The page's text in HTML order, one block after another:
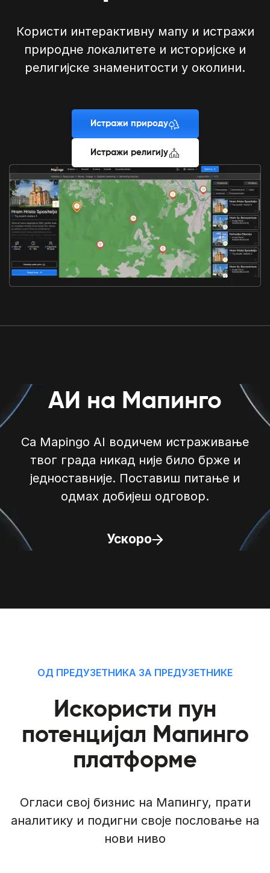
Користи интерактивну мапу и истражи
природне локалитете и историјске и
религијске знаменитости у околини.
Истражи природу
Истражи религију
АИ на Мапинго
Са Mapingo AI водичем истраживање
твог града никад није било брже и
једноставније. Поставиш питање и
одмах добијеш одговор.
Ускоро
ОД ПРЕДУЗЕТНИКА ЗА ПРЕДУЗЕТНИКЕ
Искористи пун
потенцијал Мапинго
платформе
Огласи свој бизнис на Мапингу, прати
аналитику и подигни своје пословање на
нови ниво